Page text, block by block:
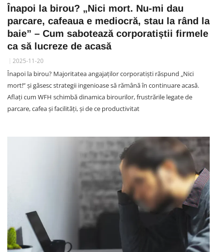
Înapoi la birou? „Nici mort. Nu-mi dau
parcare, cafeaua e mediocră, stau la rând la
baie” – Cum sabotează corporatiștii firmele
ca să lucreze de acasă
2025-11-20
Înapoi la birou? Majoritatea angajaților corporatiști răspund „Nici
mort!” și găsesc strategii ingenioase să rămână în continuare acasă.
Aflați cum WFH schimbă dinamica birourilor, frustrările legate de
parcare, cafea și facilități, și de ce productivitat